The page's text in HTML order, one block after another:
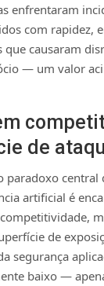
enfrentaram
com rapidez,
causaram
— um valor
de
central
artificial é
de
segurança
baixo —